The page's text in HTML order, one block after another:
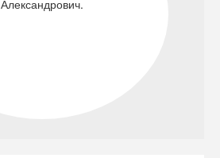
Александрович.